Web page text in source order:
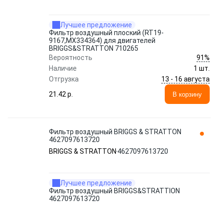
Лучшее предложение
Фильтр воздушный плоский (RT19-
9167,MX334364) для двигателей
BRIGGS&STRATTON 710265
Вероятность
91%
Наличие
1 шт.
Отгрузка
13 - 16 августа
21.42 p.
В корзину
Фильтр воздушный BRIGGS & STRATTON
4627097613720
BRIGGS & STRATTON 4627097613720
Лучшее предложение
Фильтр воздушный BRIGGS&STRATTION
4627097613720